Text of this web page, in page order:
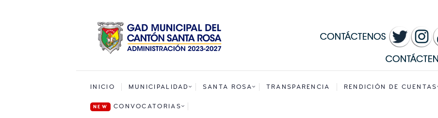
INICIO MUNICIPALIDAD SANTA ROSA TRANSPARENCIA RENDICIÓN DE CUENTAS
CONVOCATORIAS
MUNICIPALIDAD
TRANSPARENCIA